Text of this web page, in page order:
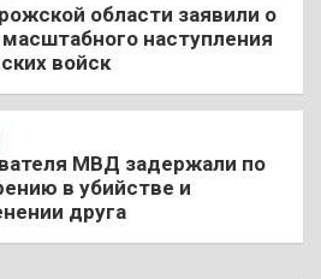
области заявили о
наступления
войск
МВД задержали по
в убийстве и
друга